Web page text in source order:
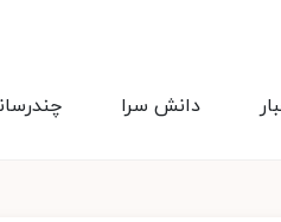
دانش سرا